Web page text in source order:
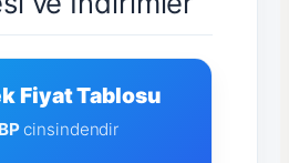
Fiyat Tablosu
cinsindendir